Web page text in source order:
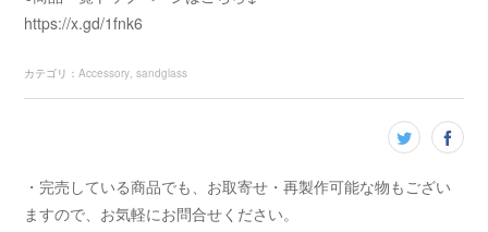
https://x.gd/1fnk6
カテゴリ ：Accessory sandglass
・完売している商品でも、お取寄せ・再製作可能な物もござい
ますので、お気軽にお問合せください。